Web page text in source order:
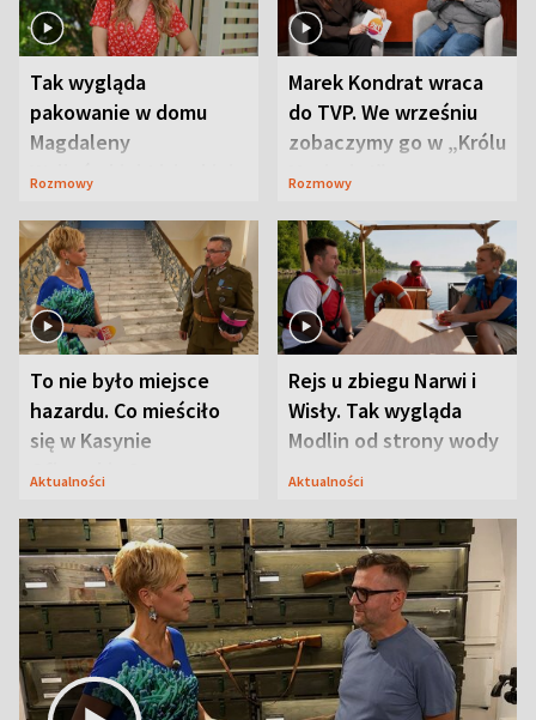
Tak wygląda
pakowanie w domu
Magdaleny
Waligórskiej-Lisieckiej.
Rozmowy
Marek Kondrat wraca
do TVP. We wrześniu
zobaczymy go w „Królu
Maciusiu I”
Rozmowy
To nie było miejsce
hazardu. Co mieściło
się w Kasynie
Oficerskim?
Aktualności
Rejs u zbiegu Narwi i
Wisły. Tak wygląda
Modlin od strony wody
Aktualności